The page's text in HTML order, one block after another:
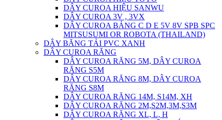
DÂY CUROA HIỆU SANWU
DÂY CUROA 3V , 3VX
DÂY CUROA BẢNG C D E 5V 8V SPB SPC
MITSUSUMI OR ROBOTA (THAILAND)
DÂY BĂNG TẢI PVC XANH
DÂY CUROA RĂNG
DÂY CUROA RĂNG 5M, DÂY CUROA
RĂNG S5M
DÂY CUROA RĂNG 8M, DÂY CUROA
RĂNG S8M
DÂY CUROA RĂNG 14M, S14M, XH
DÂY CUROA RĂNG 2M,S2M,3M,S3M
DÂY CUROA RĂNG XL, L, H